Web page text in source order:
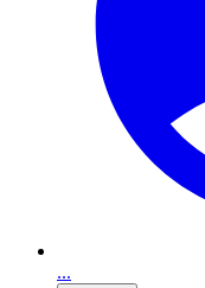
...